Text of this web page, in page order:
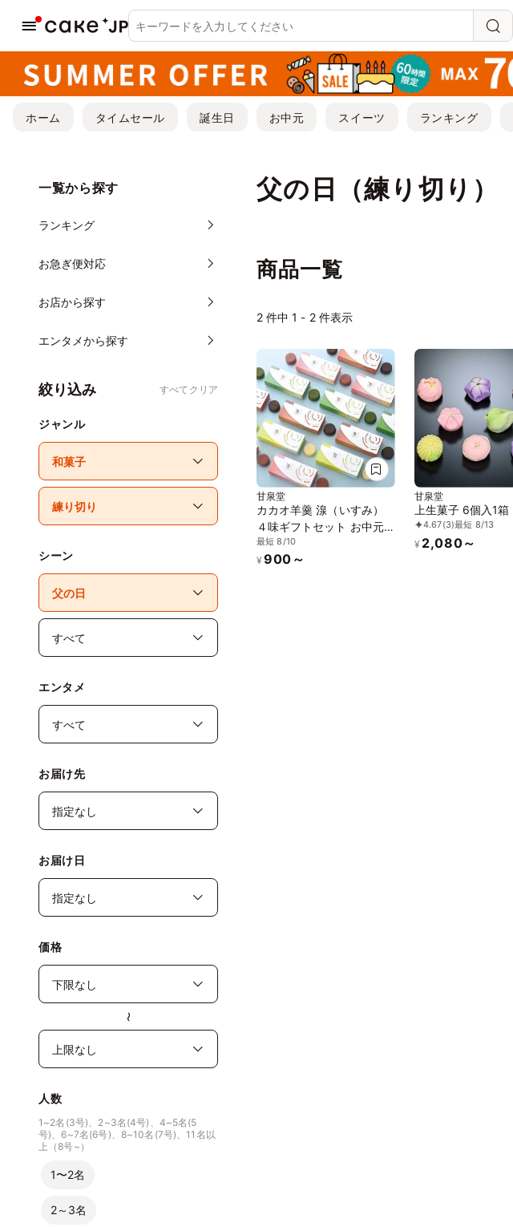
ホーム タイムセール 誕生日 お中元 スイーツ ランキング
父の日（練り切り）
一覧から探す
ランキング
お急ぎ便対応
お店から探す
エンタメから探す
絞り込み すべてクリア
ジャンル
シーン
エンタメ
お届け先
お届け日
価格
〜
人数
1~2名(3号)、2~3名(4号)、4~5名(5
号)、6~7名(6号)、8~10名(7号)、11名以
上（8号~）
1〜2名
2～3名
商品一覧
2 件中 1 - 2 件表示
甘泉堂
カカオ羊羹 湶（いすみ）
４味ギフトセット お中元
2026
最短 8/10
¥ 900～
甘泉堂
上生菓子 6個入1箱
4.67(3)最短 8/13
¥ 2,080～